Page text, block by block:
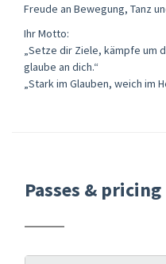
Freude an Bewegung, Tanz
Ihr Motto:
„Setze dir Ziele, kämpfe um
glaube an dich.“
„Stark im Glauben, weich im
Passes & pricing